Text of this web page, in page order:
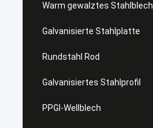
Warm gewalztes Stahlblech
Galvanisierte Stahlplatte
Rundstahl Rod
Galvanisiertes Stahlprofil
PPGI-Wellblech